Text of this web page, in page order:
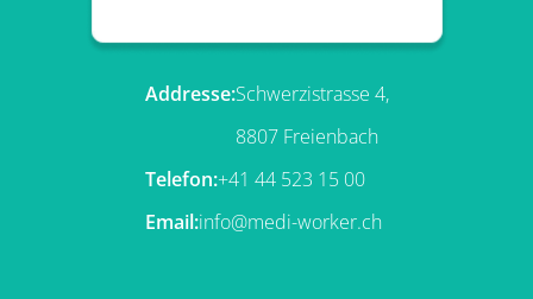
Addresse:Schwerzistrasse 4,
8807 Freienbach
Telefon:+41 44 523 15 00
Email:info@medi-worker.ch